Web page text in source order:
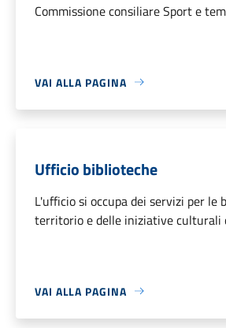
Commissione consiliare Sport e
VAI ALLA PAGINA
Ufficio biblioteche
L'ufficio si occupa dei servizi per le
territorio e delle iniziative culturali
VAI ALLA PAGINA